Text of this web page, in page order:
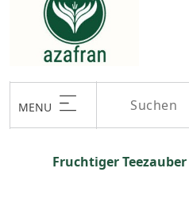
MENU
Fruchtiger Teezauber